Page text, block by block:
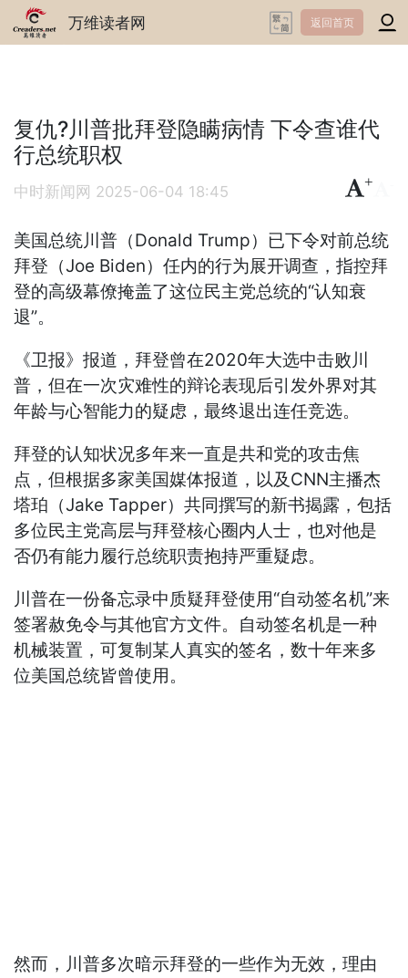
万维读者网 返回首页
复仇?川普批拜登隐瞒病情 下令查谁代
行总统职权
中时新闻网 2025-06-04 18:45
+
美国总统川普（Donald Trump）已下令对前总统
拜登（Joe Biden）任内的行为展开调查，指控拜
登的高级幕僚掩盖了这位民主党总统的“认知衰
退”。
《卫报》报道，拜登曾在2020年大选中击败川
普，但在一次灾难性的辩论表现后引发外界对其
年龄与心智能力的疑虑，最终退出连任竞选。
拜登的认知状况多年来一直是共和党的攻击焦
点，但根据多家美国媒体报道，以及CNN主播杰
塔珀（Jake Tapper）共同撰写的新书揭露，包括
多位民主党高层与拜登核心圈内人士，也对他是
否仍有能力履行总统职责抱持严重疑虑。
川普在一份备忘录中质疑拜登使用“自动签名机”来
签署赦免令与其他官方文件。自动签名机是一种
机械装置，可复制某人真实的签名，数十年来多
位美国总统皆曾使用。
然而，川普多次暗示拜登的一些作为无效，理由